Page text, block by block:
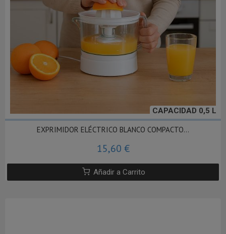
CAPACIDAD 0,5 L
EXPRIMIDOR ELÉCTRICO BLANCO COMPACTO...
15,60 €
Añadir a Carrito